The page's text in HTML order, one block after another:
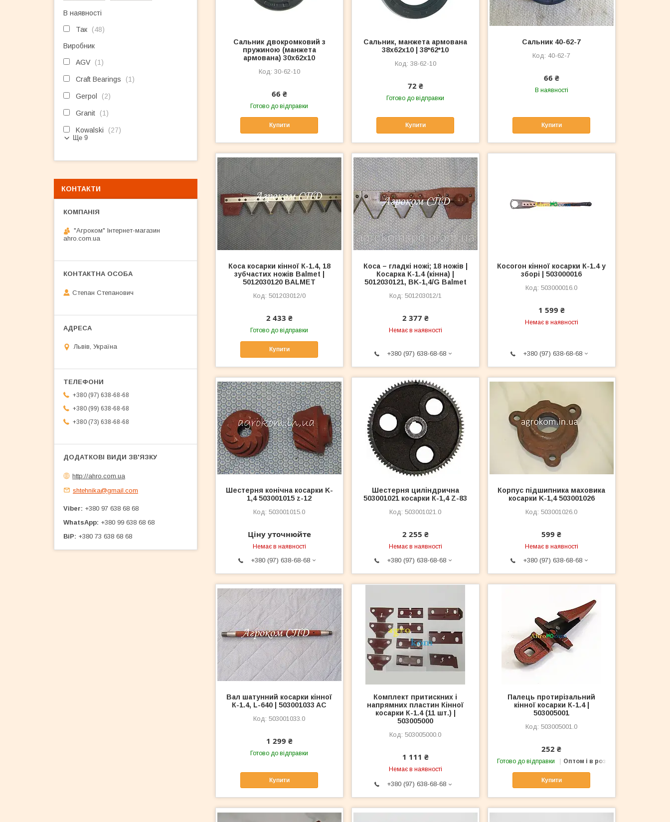
Сальник двокромковий з
пружиною (манжета
армована) 30x62x10
30-62-10
66 ₴
Готово до відправки
Купити
Сальник, манжета армована
38x62x10 | 38*62*10
38-62-10
72 ₴
Готово до відправки
Купити
Сальник 40-62-7
40-62-7
66 ₴
В наявності
Купити
Коса косарки кінної К-1.4, 18
зубчастих ножів Balmet |
5012030120 BALMET
501203012/0
2 433 ₴
Готово до відправки
Купити
Коса – гладкі ножі; 18 ножів |
Косарка К-1.4 (кінна) |
5012030121, BK-1,4/G Balmet
501203012/1
2 377 ₴
Немає в наявності
+380 (97) 638-68-68
Косогон кінної косарки К-1.4 у
зборі | 503000016
503000016.0
1 599 ₴
Немає в наявності
+380 (97) 638-68-68
Шестерня конічна косарки K-
1,4 503001015 z-12
503001015.0
Ціну уточнюйте
Немає в наявності
+380 (97) 638-68-68
Шестерня циліндрична
503001021 косарки К-1,4 Z-83
503001021.0
2 255 ₴
Немає в наявності
+380 (97) 638-68-68
Корпус підшипника маховика
косарки K-1,4 503001026
503001026.0
599 ₴
Немає в наявності
+380 (97) 638-68-68
Вал шатунний косарки кінної
К-1.4, L-640 | 503001033 AC
503001033.0
1 299 ₴
Готово до відправки
Купити
Комплект притискних і
напрямних пластин Кінної
косарки К-1.4 (11 шт.) |
503005000
503005000.0
1 111 ₴
Немає в наявності
+380 (97) 638-68-68
Палець протирізальний
кінної косарки К-1.4 |
503005001
503005001.0
252 ₴
Готово до відправки Оптом і в роздріб
Купити
В наявності
Так 48
Виробник
AGV 1
Craft Bearings 1
Gerpol 2
Granit 1
Kowalski 27
Ще 9
КОНТАКТИ
"Агроком" Інтернет-магазин
ahro.com.ua
Степан Степанович
Львів, Україна
+380 (97) 638-68-68
+380 (99) 638-68-68
+380 (73) 638-68-68
http://ahro.com.ua
shtehnika@gmail.com
Viber
+380 97 638 68 68
WhatsApp +380 99 638 68 68
BiP
+380 73 638 68 68